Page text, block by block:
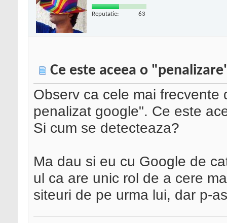
Reputatie: 63
Ce este aceea o
Observ ca cele mai frecvente
penalizat google". Ce este
Si cum se detecteaza?
Ma dau si eu cu Google de
ul ca are unic rol de a cere
siteuri de pe urma lui, dar p-